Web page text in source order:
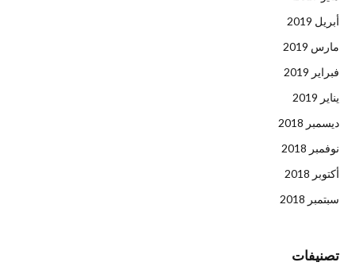
أبريل 2019
مارس 2019
فبراير 2019
يناير 2019
ديسمبر 2018
نوفمبر 2018
أكتوبر 2018
سبتمبر 2018
تصنيفات